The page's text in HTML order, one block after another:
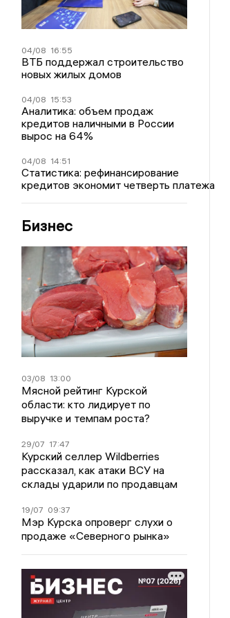
04/08 16:55
ВТБ поддержал строительство
новых жилых домов
04/08 15:53
Аналитика: объем продаж
кредитов наличными в России
вырос на 64%
04/08 14:51
Статистика: рефинансирование
кредитов экономит четверть платежа
Бизнес
03/08 13:00
Мясной рейтинг Курской
области: кто лидирует по
выручке и темпам роста?
29/07 17:47
Курский селлер Wildberries
рассказал, как атаки ВСУ на
склады ударили по продавцам
19/07 09:37
Мэр Курска опроверг слухи о
продаже «Северного рынка»